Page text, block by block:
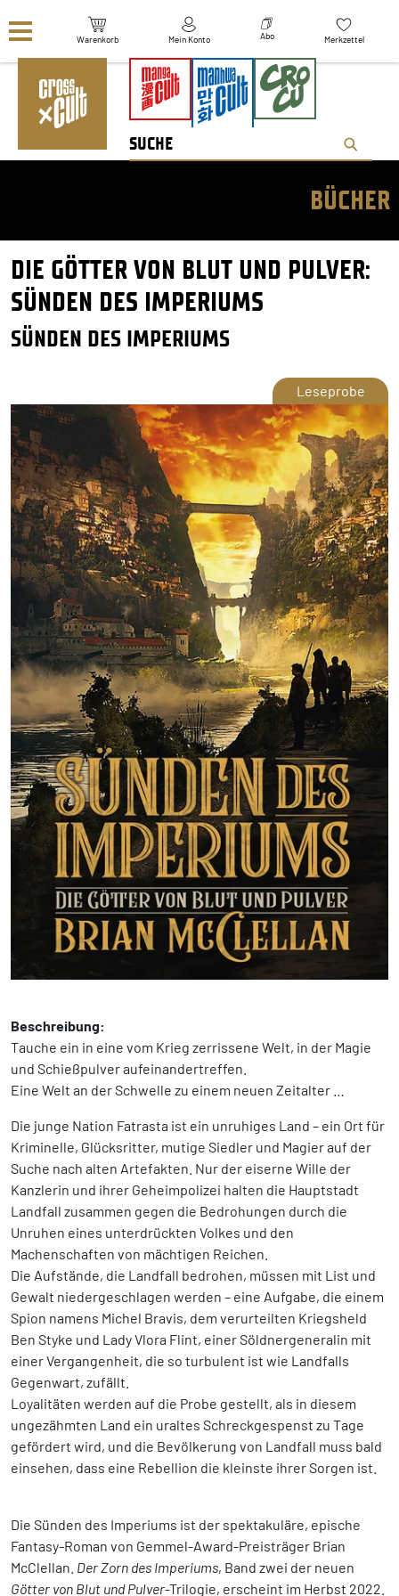
Warenkorb Mein Konto Abo Merkzettel
BÜCHER
DIE GÖTTER VON BLUT UND PULVER:
SÜNDEN DES IMPERIUMS
SÜNDEN DES IMPERIUMS
Leseprobe
Beschreibung:
Tauche ein in eine vom Krieg zerrissene Welt, in der Magie
und Schießpulver aufeinandertreffen.
Eine Welt an der Schwelle zu einem neuen Zeitalter …
Die junge Nation Fatrasta ist ein unruhiges Land – ein Ort für
Kriminelle, Glücksritter, mutige Siedler und Magier auf der
Suche nach alten Artefakten. Nur der eiserne Wille der
Kanzlerin und ihrer Geheimpolizei halten die Hauptstadt
Landfall zusammen gegen die Bedrohungen durch die
Unruhen eines unterdrückten Volkes und den
Machenschaften von mächtigen Reichen.
Die Aufstände, die Landfall bedrohen, müssen mit List und
Gewalt niedergeschlagen werden – eine Aufgabe, die einem
Spion namens Michel Bravis, dem verurteilten Kriegsheld
Ben Styke und Lady Vlora Flint, einer Söldnergeneralin mit
einer Vergangenheit, die so turbulent ist wie Landfalls
Gegenwart, zufällt.
Loyalitäten werden auf die Probe gestellt, als in diesem
ungezähmten Land ein uraltes Schreckgespenst zu Tage
gefördert wird, und die Bevölkerung von Landfall muss bald
einsehen, dass eine Rebellion die kleinste ihrer Sorgen ist.
Die Sünden des Imperiums ist der spektakuläre, epische
Fantasy-Roman von Gemmel-Award-Preisträger Brian
McClellan. Der Zorn des Imperiums, Band zwei der neuen
Götter von Blut und Pulver-Trilogie, erscheint im Herbst 2022.